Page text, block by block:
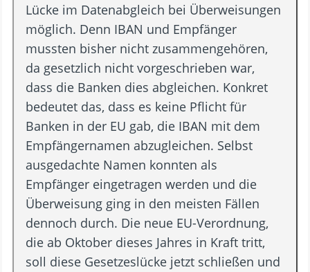
Lücke im Datenabgleich bei Überweisungen
möglich. Denn IBAN und Empfänger
mussten bisher nicht zusammengehören,
da gesetzlich nicht vorgeschrieben war,
dass die Banken dies abgleichen. Konkret
bedeutet das, dass es keine Pflicht für
Banken in der EU gab, die IBAN mit dem
Empfängernamen abzugleichen. Selbst
ausgedachte Namen konnten als
Empfänger eingetragen werden und die
Überweisung ging in den meisten Fällen
dennoch durch. Die neue EU-Verordnung,
die ab Oktober dieses Jahres in Kraft tritt,
soll diese Gesetzeslücke jetzt schließen und